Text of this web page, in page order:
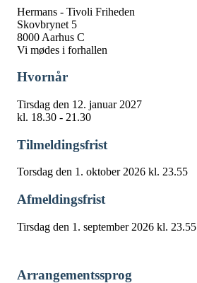
Hermans - Tivoli Friheden
Skovbrynet 5
8000 Aarhus C
Vi mødes i forhallen
Hvornår
Tirsdag den 12. januar 2027
kl. 18.30 - 21.30
Tilmeldingsfrist
Torsdag den 1. oktober 2026 kl. 23.55
Afmeldingsfrist
Tirsdag den 1. september 2026 kl. 23.55
Arrangementssprog